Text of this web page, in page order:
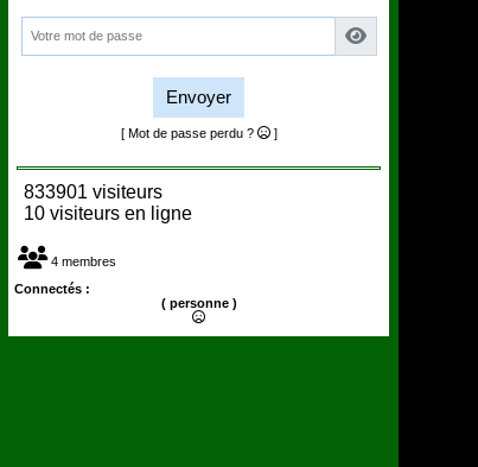
Envoyer
[ Mot de passe perdu ? ]
833901 visiteurs
10 visiteurs en ligne
4 membres
Connectés :
( personne )